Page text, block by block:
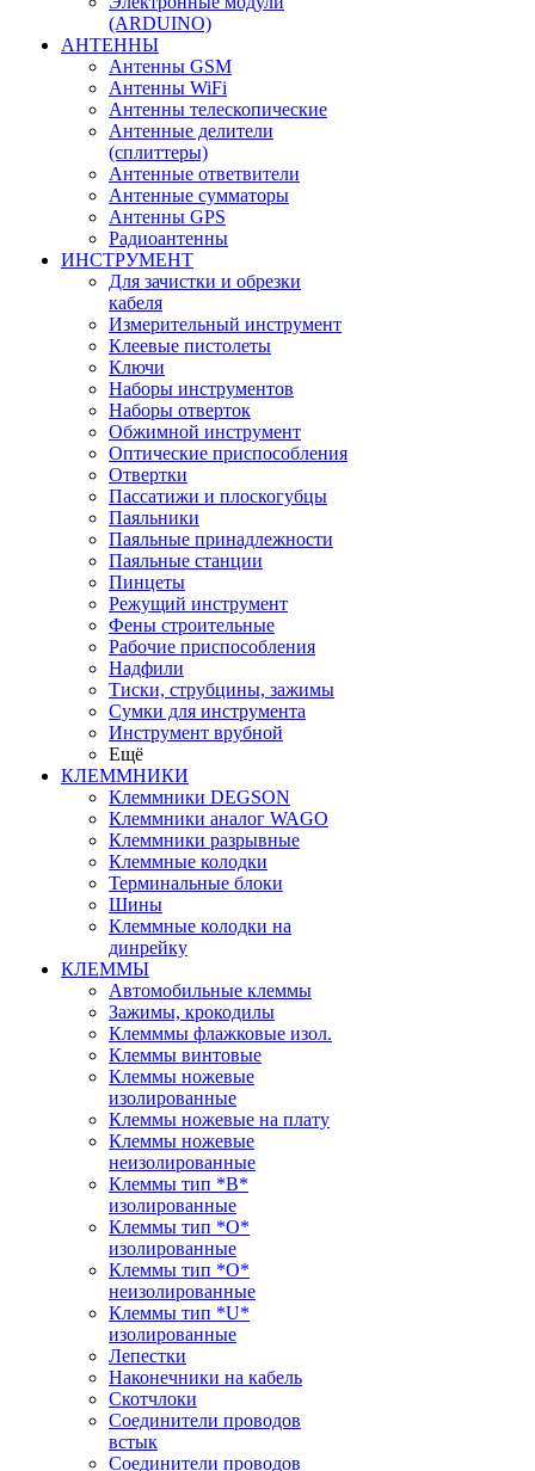
(ARDUINO)
АНТЕННЫ
Антенны GSM
Антенны WiFi
Антенны телескопические
Антенные делители
(сплиттеры)
Антенные ответвители
Антенные сумматоры
Антенны GPS
Радиоантенны
ИНСТРУМЕНТ
Для зачистки и обрезки
кабеля
Измерительный инструмент
Клеевые пистолеты
Ключи
Наборы инструментов
Наборы отверток
Обжимной инструмент
Оптические приспособления
Отвертки
Пассатижи и плоскогубцы
Паяльники
Паяльные принадлежности
Паяльные станции
Пинцеты
Режущий инструмент
Фены строительные
Рабочие приспособления
Надфили
Тиски, струбцины, зажимы
Сумки для инструмента
Инструмент врубной
Ещё
КЛЕММНИКИ
Клеммники DEGSON
Клеммники аналог WAGO
Клеммники разрывные
Клеммные колодки
Терминальные блоки
Шины
Клеммные колодки на
динрейку
КЛЕММЫ
Автомобильные клеммы
Зажимы, крокодилы
Клемммы флажковые изол.
Клеммы винтовые
Клеммы ножевые
изолированные
Клеммы ножевые на плату
Клеммы ножевые
неизолированные
Клеммы тип *B*
изолированные
Клеммы тип *O*
изолированные
Клеммы тип *O*
неизолированные
Клеммы тип *U*
изолированные
Лепестки
Наконечники на кабель
Скотчлоки
Соединители проводов
встык
Соединители проводов